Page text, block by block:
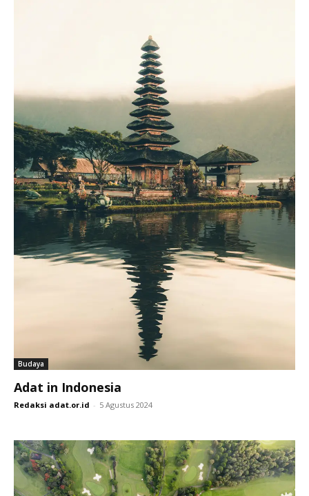
Budaya
Adat in Indonesia
Redaksi adat.or.id - 5 Agustus 2024